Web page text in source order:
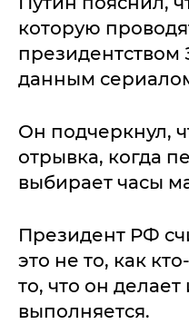
которую
президентством
данным
Он подчеркнул,
отрывка, когда
выбирает часы
Президент РФ
это не то, как
то, что он делает
выполняется.